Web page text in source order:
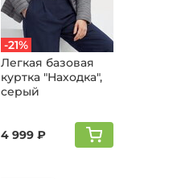
-21%
Легкая базовая
куртка "Находка",
серый
4 999 ₽